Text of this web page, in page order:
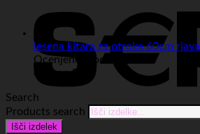
Sepa
lesena kitara za otroke 60cm rjava
Ocenjeno
od 5
od Ivan B.
Search
Products search
Išči izdelek